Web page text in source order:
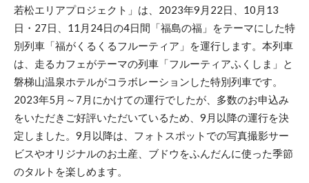
若松エリアプロジェクト」は、2023年9月22日、10月13
日・27日、11月24日の4日間「福島の福」をテーマにした特
別列車「福がくるくるフルーティア」を運行します。本列車
は、走るカフェがテーマの列車「フルーティアふくしま」と
磐梯山温泉ホテルがコラボレーションした特別列車です。
2023年5月～7月にかけての運行でしたが、多数のお申込み
をいただきご好評いただいているため、9月以降の運行を決
定しました。9月以降は、フォトスポットでの写真撮影サー
ビスやオリジナルのお土産、ブドウをふんだんに使った季節
のタルトを楽しめます。